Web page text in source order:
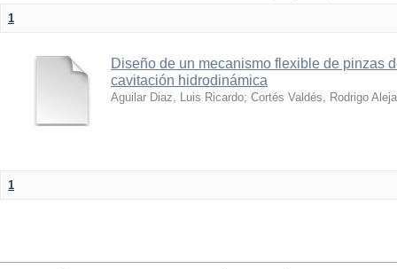
1
Diseño de un mecanismo flexible de pinzas
cavitación hidrodinámica
Aguilar Diaz, Luis Ricardo; Cortés Valdés, Rodrigo
1